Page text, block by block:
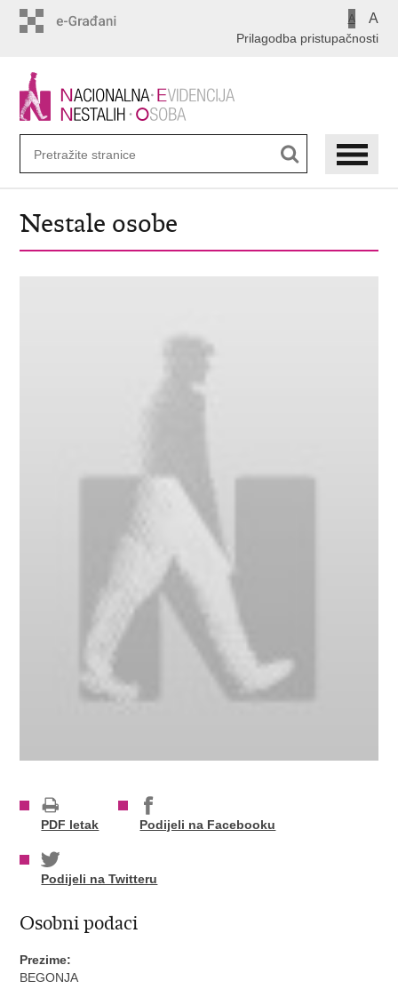
A A
Prilagodba pristupačnosti
Nestale osobe
PDF letak Podijeli na Facebooku
Podijeli na Twitteru
Osobni podaci
Prezime:
BEGONJA